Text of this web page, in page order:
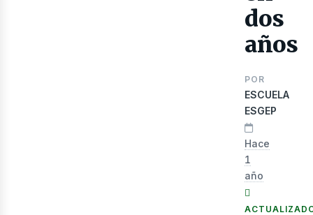
dos
años
POR
ESCUELA
ESGEP
Hace
1
año